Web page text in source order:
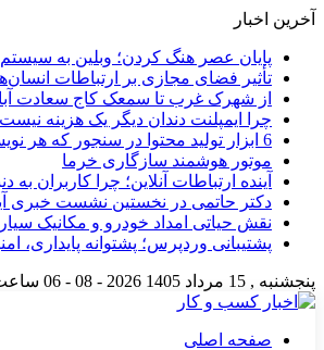
آخرین اخبار
پایان عصر هنگ کردن؛ وبلین به
تأثیر فضای مجازی بر ارتباطات
از شهرک غرب تا سمعک کاج سعادت
چرا ایمپلنت دندان دیگر یک هزینه
6 ابزار تولید محتوا در سنجور که هر نویسنده به آن‌ها نیاز دارد
موتور هوشمند سازگاری خرما
آینده ارتباطات آنلاین؛ چرا کاربران
دکتر حاتمی در نخستین نشست خبری
نقش حیاتی امداد خودرو و مکانیک
پشتیبانی وردپرس؛ پشتوانه پایداری،
پنجشنبه , 15 مرداد 1405 2026 - 08 - 06
صفحه اصلی